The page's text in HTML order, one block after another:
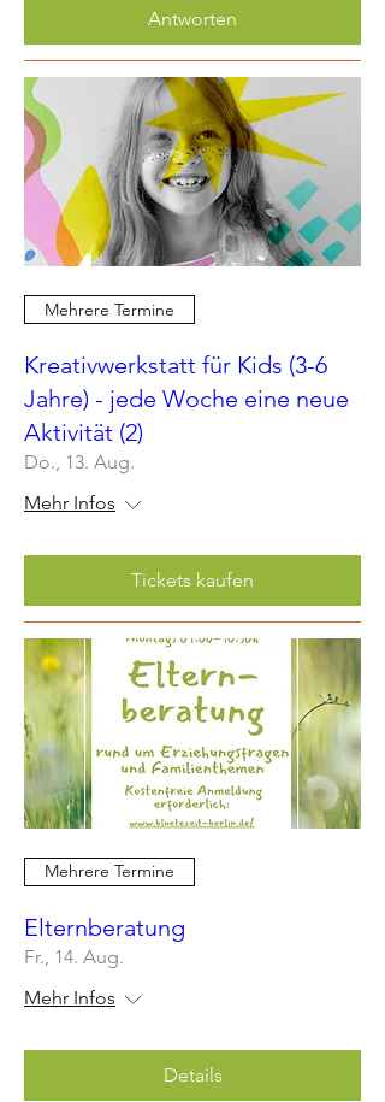
Antworten
Mehrere Termine
Kreativwerkstatt für Kids (3-6
Jahre) - jede Woche eine neue
Aktivität (2)
Do., 13. Aug.
Mehr Infos
Tickets kaufen
Mehrere Termine
Elternberatung
Fr., 14. Aug.
Mehr Infos
Details